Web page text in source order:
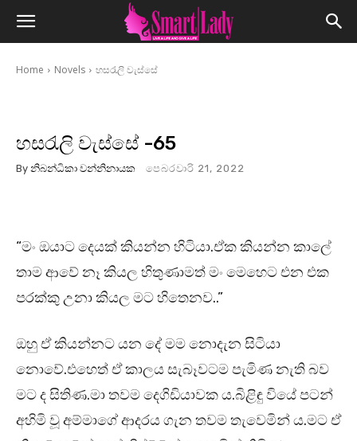
Home Novels හසරැලි වැස්සේ
හසරැලි වැස්සේ -65
By නිබන්ධිකා වන්නිනායක පෙබරවාරි 21, 2022
“මං ඔයාට දෙයක් කියන්න හිටියා.ඒක කියන්න කාලේ
තාම ආවේ නෑ කියල හිතුණාමත් මං මෙහෙට එන එක
පරක්කු උනා කියල මට හිතෙනව..”
ඔහු ඒ කියන්නට යන දේ මම නොදැන සිටියා
නොවේ.එහෙත් ඒ කාලය සැබෑවටම පැමිණ නැති බව
මට ද සිතිණ.මා තවම දෙගිඩියාවක ය.බිළිඳු වියේ පටන්
අහිමි වූ අම්මාගේ ආදරය ගැන තවම තැවෙමින් ය.මට ඒ